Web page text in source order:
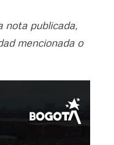
nota publicada,
mencionada o